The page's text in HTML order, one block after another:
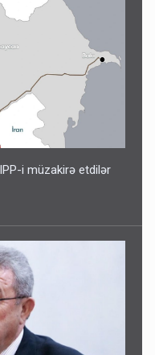
i müzakirə etdilər